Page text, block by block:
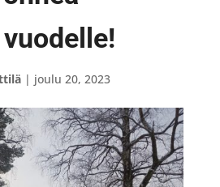
| joulu 20, 2023